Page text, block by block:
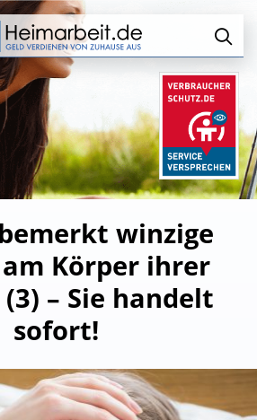
winzige
Körper ihrer
– Sie handelt
sofort!